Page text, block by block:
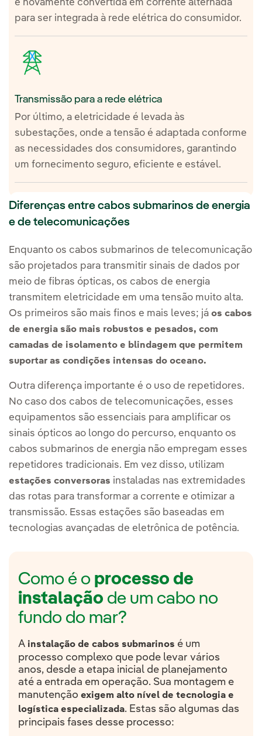
é novamente convertida em corrente alternada
para ser integrada à rede elétrica do consumidor.
Transmissão para a rede elétrica
Por último, a eletricidade é levada às
subestações, onde a tensão é adaptada conforme
as necessidades dos consumidores, garantindo
um fornecimento seguro, eficiente e estável.
Diferenças entre cabos submarinos de energia
e de telecomunicações
Enquanto os cabos submarinos de telecomunicação
são projetados para transmitir sinais de dados por
meio de fibras ópticas, os cabos de energia
transmitem eletricidade em uma tensão muito alta.
Os primeiros são mais finos e mais leves; já os cabos
de energia são mais robustos e pesados, com
camadas de isolamento e blindagem que permitem
suportar as condições intensas do oceano.
Outra diferença importante é o uso de repetidores.
No caso dos cabos de telecomunicações, esses
equipamentos são essenciais para amplificar os
sinais ópticos ao longo do percurso, enquanto os
cabos submarinos de energia não empregam esses
repetidores tradicionais. Em vez disso, utilizam
estações conversoras instaladas nas extremidades
das rotas para transformar a corrente e otimizar a
transmissão. Essas estações são baseadas em
tecnologias avançadas de eletrônica de potência.
Como é o processo de
instalação de um cabo no
fundo do mar?
A instalação de cabos submarinos é um
processo complexo que pode levar vários
anos, desde a etapa inicial de planejamento
até a entrada em operação. Sua montagem e
manutenção exigem alto nível de tecnologia e
logística especializada. Estas são algumas das
principais fases desse processo: